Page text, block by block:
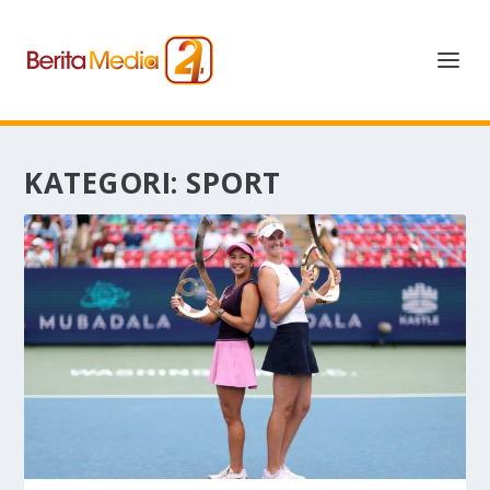
KATEGORI: SPORT